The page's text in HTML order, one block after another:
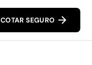
COTAR SEGURO